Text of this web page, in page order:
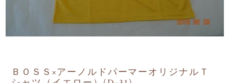
ＢＯＳＳ×アーノルドパーマーオリジナルＴ